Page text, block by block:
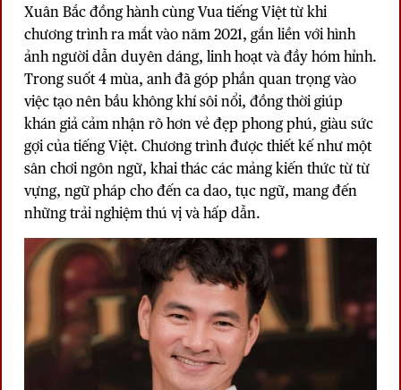
Xuân Bắc đồng hành cùng Vua tiếng Việt từ khi
chương trình ra mắt vào năm 2021, gắn liền với hình
ảnh người dẫn duyên dáng, linh hoạt và đầy hóm hỉnh.
Trong suốt 4 mùa, anh đã góp phần quan trọng vào
việc tạo nên bầu không khí sôi nổi, đồng thời giúp
khán giả cảm nhận rõ hơn vẻ đẹp phong phú, giàu sức
gợi của tiếng Việt. Chương trình được thiết kế như một
sân chơi ngôn ngữ, khai thác các mảng kiến thức từ từ
vựng, ngữ pháp cho đến ca dao, tục ngữ, mang đến
những trải nghiệm thú vị và hấp dẫn.